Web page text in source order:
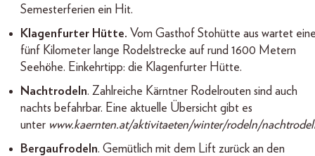
Semesterferien ein Hit.
Klagenfurter Hütte. Vom Gasthof Stohütte aus wartet
fünf Kilometer lange Rodelstrecke auf rund 1600 Metern
Seehöhe. Einkehrtipp: die Klagenfurter Hütte.
Nachtrodeln. Zahlreiche Kärntner Rodelrouten sind auch
nachts befahrbar. Eine aktuelle Übersicht gibt es
unter www.kaernten.at/aktivitaeten/winter/rodeln/
Bergaufrodeln. Gemütlich mit dem Lift zurück an den